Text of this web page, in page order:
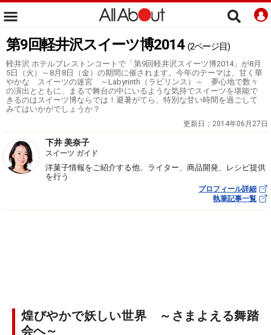
第9回軽井沢スイーツ博2014 (2ページ目)
軽井沢 ホテルブレストンコートで「第9回軽井沢スイーツ博2014」が8月
5日（火）～8月8日（金）の期間に催されます。今年のテーマは、甘く華
やかな スイーツの迷宮 ～Labyrinth（ラビリンス）～ 夢心地で数々
の演出とともに、まるで舞台の中にいるような気持でスイーツを堪能で
きるのはスイーツ博ならでは！避暑がてら、特別な甘い時間を過ごして
みてはいかがでしょうか？
更新日： 2014年06月27日
下井 美奈子
スイーツ ガイド
洋菓子情報をご紹介する他、ライター、商品開発、レシピ提供
を行う
プロフィール詳細
執筆記事一覧
煌びやかで妖しい世界 ～さまよえる舞踏
会へ～